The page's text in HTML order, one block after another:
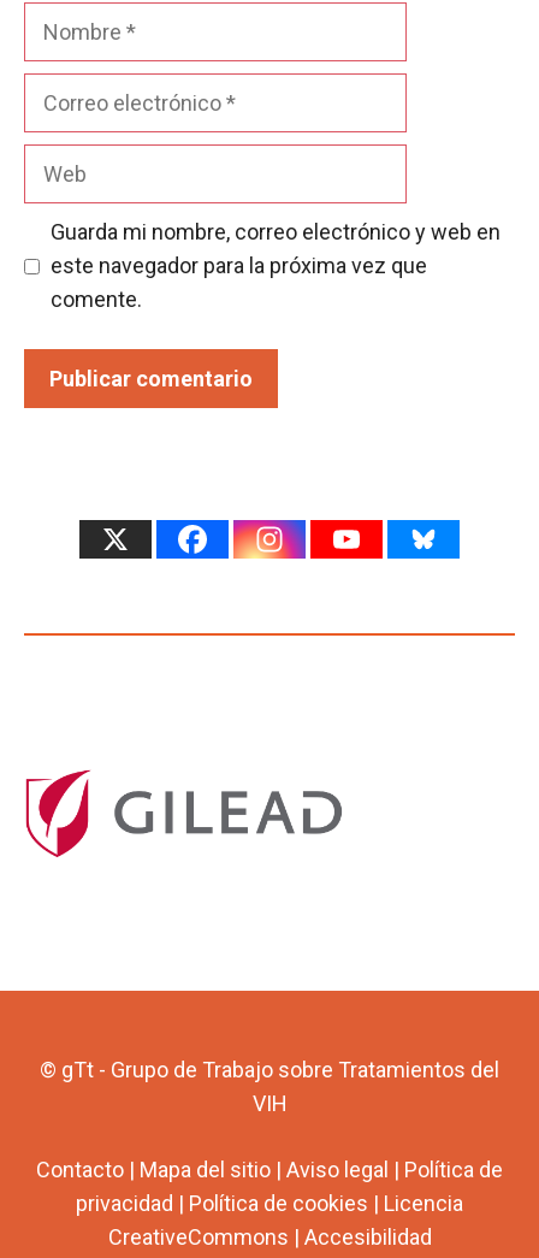
Nombre
Guarda mi nombre, correo electrónico y web en
este navegador para la próxima vez que
comente.
© gTt - Grupo de Trabajo sobre Tratamientos del
VIH
Contacto | Mapa del sitio | Aviso legal | Política de
privacidad | Política de cookies | Licencia
CreativeCommons | Accesibilidad